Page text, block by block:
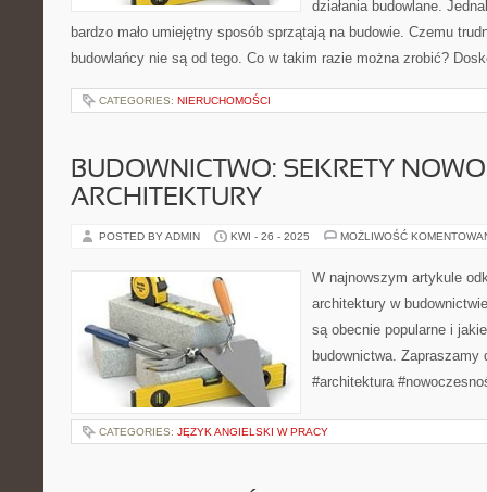
działania budowlane.
bardzo mało umiejętny sposób sprzątają na budowie. Czemu
budowlańcy nie są od tego. Co w takim razie można zrobić?
CATEGORIES: NIERUCHOMOŚCI
BUDOWNICTWO: SEKRETY
ARCHITEKTURY
POSTED BY ADMIN KWI - 26 - 2025 MOŻLIWOŚĆ
W najnowszym artykule
architektury w
są obecnie popularne i
budownictwa. Zapraszamy
#architektura
CATEGORIES: JĘZYK ANGIELSKI W PRACY